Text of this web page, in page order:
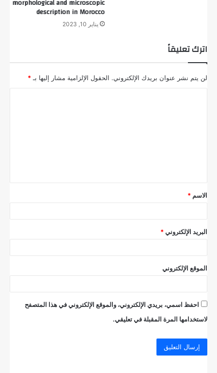
morphological and microscopic
description in Morocco
يناير 10, 2023
اترك تعليقاً
لن يتم نشر عنوان بريدك الإلكتروني. الحقول الإلزامية مشار إليها بـ *
ق
*
الاسم *
البريد الإلكتروني *
الموقع الإلكتروني
احفظ اسمي، بريدي الإلكتروني، والموقع الإلكتروني في هذا المتصفح
لاستخدامها المرة المقبلة في تعليقي.